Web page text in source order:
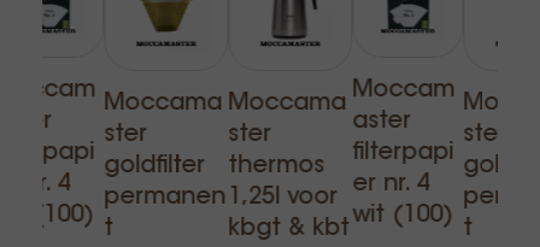
nr. 4
(100)
Moccama
ster
goldfilter
permanen
t
Moccama
ster
thermos
1,25l voor
kbgt & kbt
Moccam
aster
filterpapi
er nr. 4
wit (100)
ster
t